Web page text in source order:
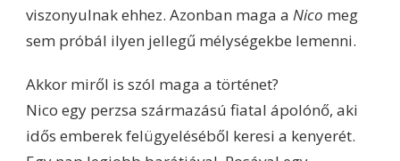
viszonyulnak ehhez. Azonban maga a Nico meg
sem próbál ilyen jellegű mélységekbe lemenni.
Akkor miről is szól maga a történet?
Nico egy perzsa származású fiatal ápolónő, aki
idős emberek felügyeléséből keresi a kenyerét.